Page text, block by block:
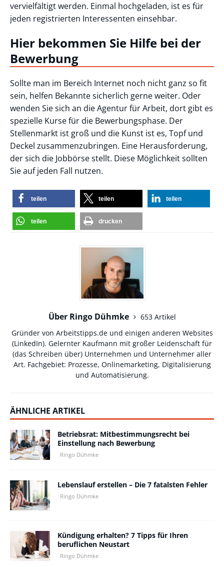
vervielfältigt werden. Einmal hochgeladen, ist es für
jeden registrierten Interessenten einsehbar.
Hier bekommen Sie Hilfe bei der
Bewerbung
Sollte man im Bereich Internet noch nicht ganz so fit
sein, helfen Bekannte sicherlich gerne weiter. Oder
wenden Sie sich an die Agentur für Arbeit, dort gibt es
spezielle Kurse für die Bewerbungsphase. Der
Stellenmarkt ist groß und die Kunst ist es, Topf und
Deckel zusammenzubringen. Eine Herausforderung,
der sich die Jobbörse stellt. Diese Möglichkeit sollten
Sie auf jeden Fall nutzen.
teilen teilen teilen
teilen drucken
Über Ringo Dühmke
653 Artikel
Gründer von Arbeitstipps.de und einigen anderen Websites
(LinkedIn). Gelernter Kaufmann mit großer Leidenschaft für
(das Schreiben über) Unternehmen und Unternehmer aller
Art. Fachgebiet: Prozesse, Onlinemarketing, Digitalisierung
und Automatisierung.
ÄHNLICHE ARTIKEL
Betriebsrat: Mitbestimmungsrecht bei
Einstellung nach Bewerbung
Ringo Dühmke
Lebenslauf erstellen – Die 7 fatalsten Fehler
Ringo Dühmke
Kündigung erhalten? 7 Tipps für Ihren
beruflichen Neustart
Ringo Dühmke